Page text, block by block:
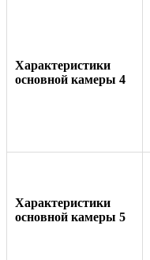
Характеристики
основной камеры 4
Характеристики
основной камеры 5